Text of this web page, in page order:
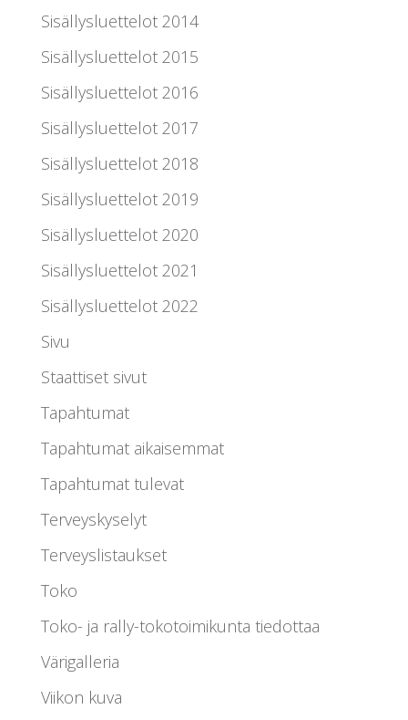
Sisällysluettelot 2014
Sisällysluettelot 2015
Sisällysluettelot 2016
Sisällysluettelot 2017
Sisällysluettelot 2018
Sisällysluettelot 2019
Sisällysluettelot 2020
Sisällysluettelot 2021
Sisällysluettelot 2022
Sivu
Staattiset sivut
Tapahtumat
Tapahtumat aikaisemmat
Tapahtumat tulevat
Terveyskyselyt
Terveyslistaukset
Toko
Toko- ja rally-tokotoimikunta tiedottaa
Värigalleria
Viikon kuva